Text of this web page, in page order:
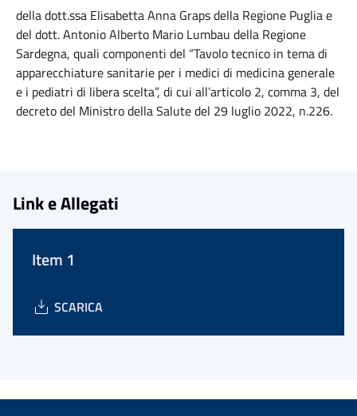
della dott.ssa Elisabetta Anna Graps della Regione Puglia e
del dott. Antonio Alberto Mario Lumbau della Regione
Sardegna, quali componenti del “Tavolo tecnico in tema di
apparecchiature sanitarie per i medici di medicina generale
e i pediatri di libera scelta”, di cui all’articolo 2, comma 3, del
decreto del Ministro della Salute del 29 luglio 2022, n.226.
Link e Allegati
Item 1
SCARICA